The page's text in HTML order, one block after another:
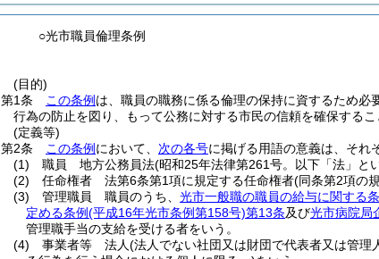
○光市職員倫理条例
(目的)
第1条
この条例 は、職員の職務に係る倫理の保持に資するため
行為の防止を図り、もって公務に対する市民の信頼を確保するこ
(定義等)
第2条
この条例 において、 次の各号に掲げる用語の意義は、それ
(1)
職員 地方公務員法(昭和25年法律第261号。以下「法」と
(2)
任命権者 法第6条第1項に規定する任命権者(同条第2項の
(3)
管理職員 職員のうち、 光市一般職の職員の給与に関する
定める条例(平成16年光市条例第158号)第13条及び光市病院局
管理職手当の支給を受ける者をいう。
(4)
事業者等 法人(法人でない社団又は財団で代表者又は管理